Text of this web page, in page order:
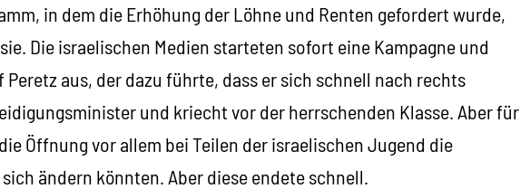
in dem die Erhöhung der Löhne und Renten gefordert wurde,
Die israelischen Medien starteten sofort eine Kampagne und
aus, der dazu führte, dass er sich schnell nach rechts
und kriecht vor der herrschenden Klasse. Aber für
Öffnung vor allem bei Teilen der israelischen Jugend die
ändern könnten. Aber diese endete schnell.